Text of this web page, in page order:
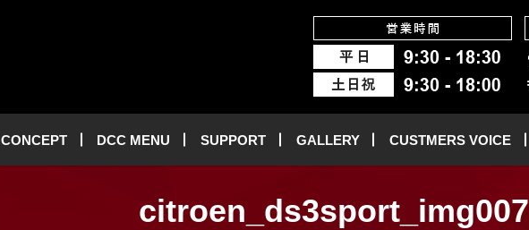
CONCEPT DCC MENU SUPPORT GALLERY CUSTMERS VOICE
citroen_ds3sport_img007